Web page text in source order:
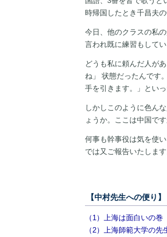
時帰国したとき千昌夫
今日、他のクラスの私
言われ既に練習もして
どうも私に頼んだ人が
ね」 状態だったんです
手を引きます。」とい
しかしこのように色ん
ょうか。ここは中国で
何事も幹事役は気を使
では又ご報告いたします
【中村先生への便り
（1）上海は面白いの巻
（2）上海師範大学の